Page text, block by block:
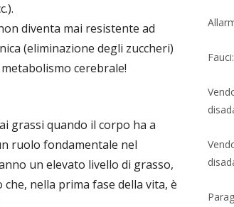
diventa mai resistente ad
(eliminazione degli zuccheri)
cerebrale!
grassi quando il corpo ha a
ruolo fondamentale nel
un elevato livello di grasso,
nella prima fase della vita, è